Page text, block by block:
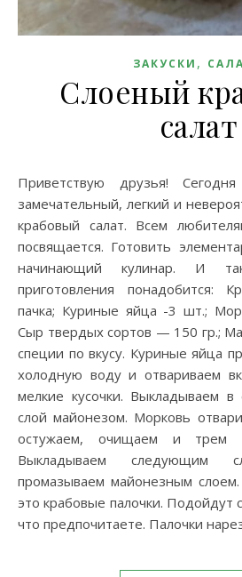
ЗАКУСКИ ,
Слоеный
салат
Приветствую друзья! Сегодня у меня для Вас
замечательный, легкий и
крабовый салат. Всем
посвящается. Готовить
начинающий кулинар. И
приготовления понадобится:
пачка; Куриные яйца -3 шт.;
Сыр твердых сортов — 150 гр.;
специи по вкусу. Куриные яйца
холодную воду и отвариваем
мелкие кусочки. Выкладываем в
слой майонезом. Морковь
остужаем, очищаем и трем
Выкладываем следующим
промазываем майонезным
это крабовые палочки.
что предпочитаете. Палочки